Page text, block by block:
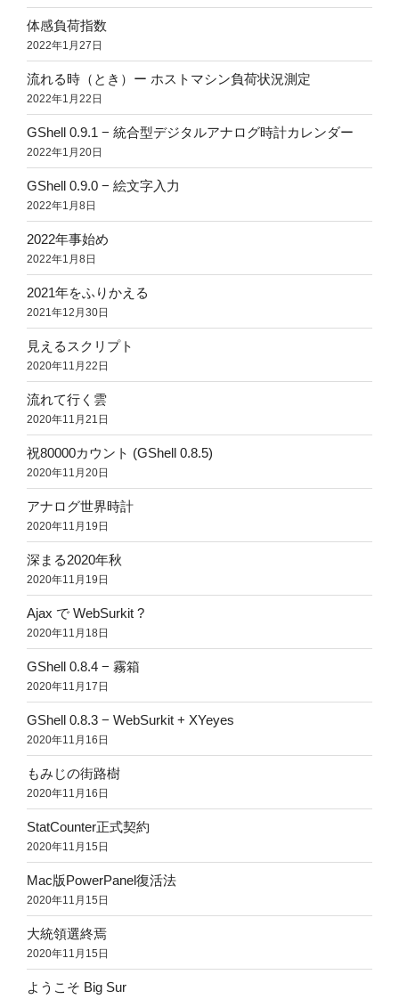
体感負荷指数
2022年1月27日
流れる時（とき）ー ホストマシン負荷状況測定
2022年1月22日
GShell 0.9.1 − 統合型デジタルアナログ時計カレンダー
2022年1月20日
GShell 0.9.0 − 絵文字入力
2022年1月8日
2022年事始め
2022年1月8日
2021年をふりかえる
2021年12月30日
見えるスクリプト
2020年11月22日
流れて行く雲
2020年11月21日
祝80000カウント (GShell 0.8.5)
2020年11月20日
アナログ世界時計
2020年11月19日
深まる2020年秋
2020年11月19日
Ajax で WebSurkit ?
2020年11月18日
GShell 0.8.4 − 霧箱
2020年11月17日
GShell 0.8.3 − WebSurkit + XYeyes
2020年11月16日
もみじの街路樹
2020年11月16日
StatCounter正式契約
2020年11月15日
Mac版PowerPanel復活法
2020年11月15日
大統領選終焉
2020年11月15日
ようこそ Big Sur